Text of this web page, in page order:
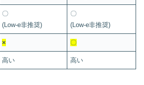
〇
(Low-e非推奨)
〇
(Low-e非推奨)
× 〇
高い 高い